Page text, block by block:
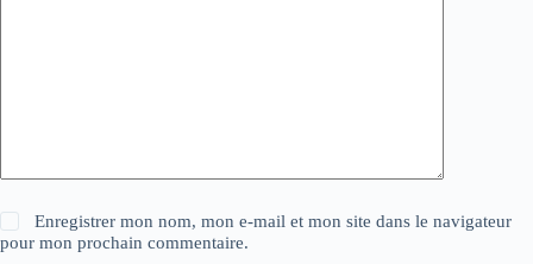
Enregistrer mon nom, mon e-mail et mon site dans le navigateur
pour mon prochain commentaire.